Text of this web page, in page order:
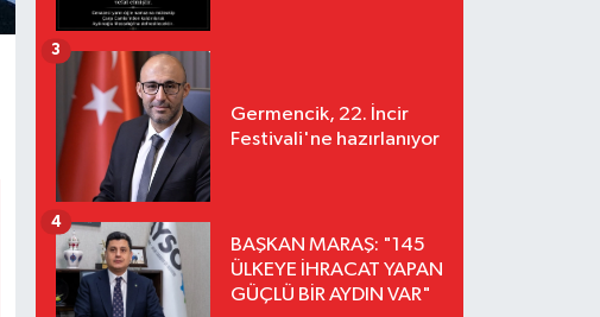
Germencik, 22. İncir
Festivali'ne hazırlanıyor
3
BAŞKAN MARAŞ: "145
ÜLKEYE İHRACAT YAPAN
GÜÇLÜ BİR AYDIN VAR"
4